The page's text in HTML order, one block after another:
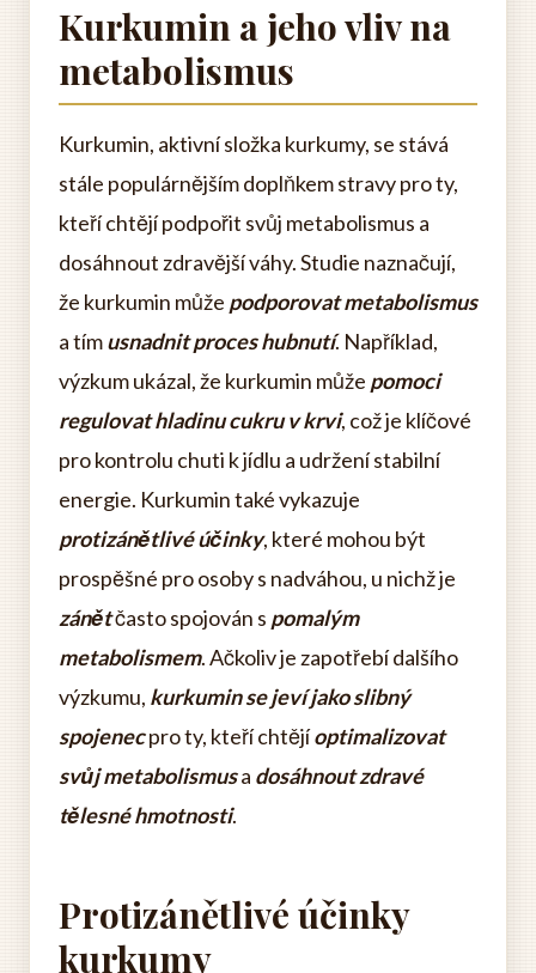
Kurkumin a jeho vliv na
metabolismus
Kurkumin, aktivní složka kurkumy, se stává
stále populárnějším doplňkem stravy pro ty,
kteří chtějí podpořit svůj metabolismus a
dosáhnout zdravější váhy. Studie naznačují,
že kurkumin může podporovat metabolismus
a tímusnadnit proces hubnutí. Například,
výzkum ukázal, že kurkumin může pomoci
regulovat hladinu cukru v krvi, což je klíčové
pro kontrolu chuti k jídlu a udržení stabilní
energie. Kurkumin také vykazuje
protizánětlivé účinky, které mohou být
prospěšné pro osoby s nadváhou, u nichž je
zánětčasto spojován s pomalým
metabolismem. Ačkoliv je zapotřebí dalšího
výzkumu, kurkumin se jeví jako slibný
spojenecpro ty, kteří chtějíoptimalizovat
svůj metabolismusa dosáhnout zdravé
tělesné hmotnosti.
Protizánětlivé účinky
kurkumy